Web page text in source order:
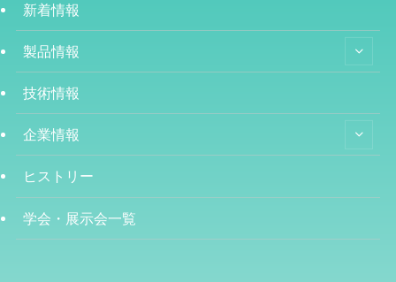
新着情報
製品情報
技術情報
企業情報
ヒストリー
学会・展示会一覧